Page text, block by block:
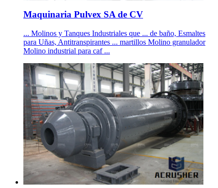
Maquinaria Pulvex SA de CV
... Molinos y Tanques Industriales que ... de baño, Esmaltes
para Uñas, Antitranspirantes ... martillos Molino granulador
Molino industrial para caf ...